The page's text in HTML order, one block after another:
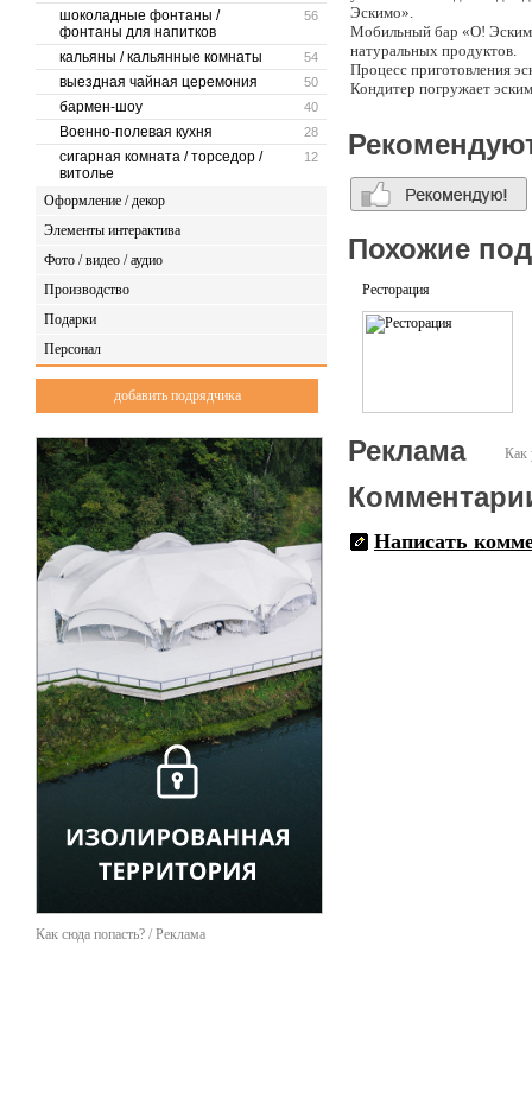
56
шоколадные фонтаны /
фонтаны для напитков
54
кальяны / кальянные комнаты
50
выездная чайная церемония
40
бармен-шоу
28
Военно-полевая кухня
12
сигарная комната / торседор /
витолье
Оформление / декор
Элементы интерактива
Фото / видео / аудио
Производство
Подарки
Персонал
добавить подрядчика
Как сюда попасть? / Реклама
Эскимо».
Мобильный бар «О!
натуральных продуктов.
Процесс приготовления
Кондитер погружает
Стоимость большого
Доставка гормона
Присутствие
Время приготовления
Вкус продукта - 200 %.
Похожие
Ресторация
Как
Реклама
Написать